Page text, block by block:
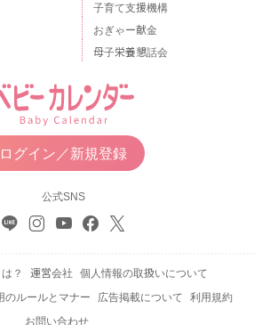
子育て支援機構
おぎゃー献金
母子栄養懇話会
ログイン／新規登録
公式SNS
？ 運営会社
個人情報の取扱いについて
のルールとマナー 広告掲載について
利用規約
お問い合わせ